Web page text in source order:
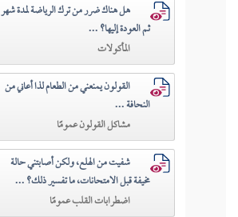
هل هناك ضرر من ترك الرياضة لمدة شهر
ثم العودة إليها؟ ...
المأكولات
القولون يمنعني من الطعام لذا أعاني من
النحافة ...
مشاكل القولون عمومًا
شفيت من الهلع، ولكن أصابتني حالة
مخيفة قبل الامتحانات، ما تفسير ذلك؟ ...
اضطرابات القلب عمومًا